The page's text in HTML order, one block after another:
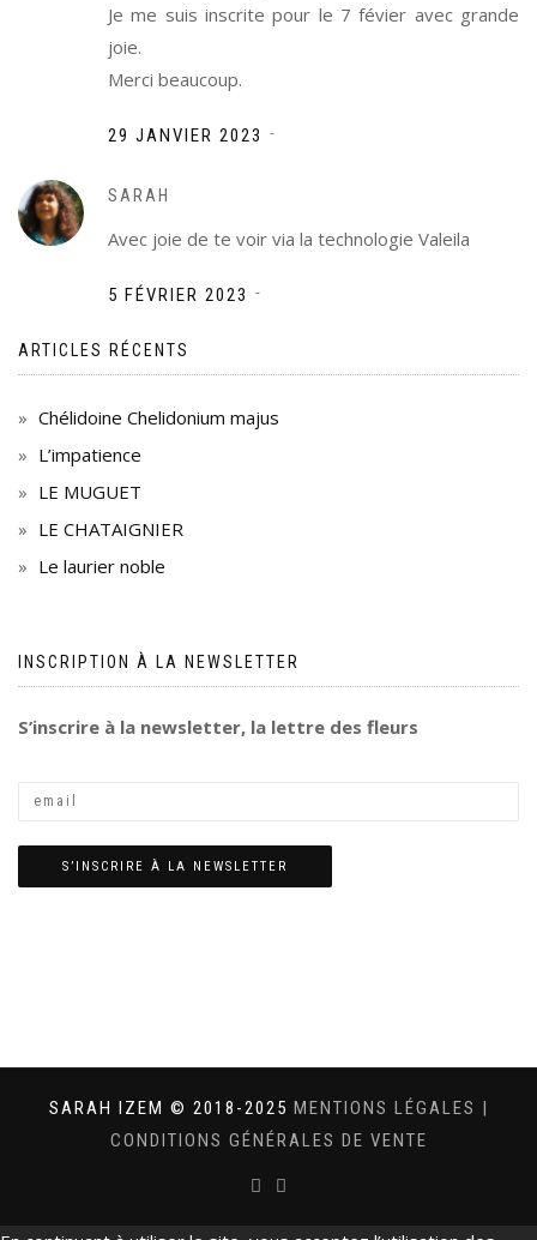
Je me suis inscrite pour le 7 févier avec grande
joie.
Merci beaucoup.
29 JANVIER 2023 -
SARAH
Avec joie de te voir via la technologie Valeila
5 FÉVRIER 2023 -
ARTICLES RÉCENTS
Chélidoine Chelidonium majus
L’impatience
LE MUGUET
LE CHATAIGNIER
Le laurier noble
INSCRIPTION À LA NEWSLETTER
S’inscrire à la newsletter, la lettre des fleurs
SARAH IZEM © 2018-2025 MENTIONS LÉGALES |
CONDITIONS GÉNÉRALES DE VENTE